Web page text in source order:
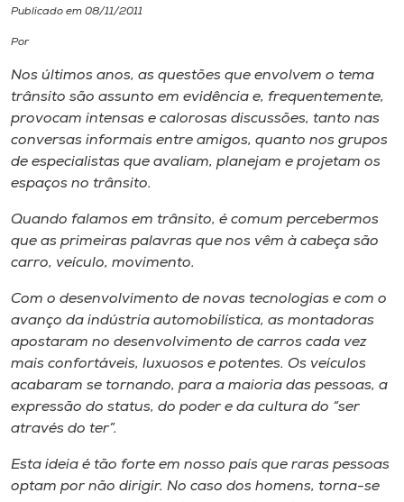
Diplomados
Cultura
CPA
Biblioteca
Rádio
Museu
Store
Publicado em 08/11/2011
Por
Nos últimos anos, as questões que envolvem o tema
trânsito são assunto em evidência e, frequentemente,
provocam intensas e calorosas discussões, tanto nas
conversas informais entre amigos, quanto nos grupos
de especialistas que avaliam, planejam e projetam os
espaços no trânsito.
Quando falamos em trânsito, é comum percebermos
que as primeiras palavras que nos vêm à cabeça são
carro, veículo, movimento.
Com o desenvolvimento de novas tecnologias e com o
avanço da indústria automobilística, as montadoras
apostaram no desenvolvimento de carros cada vez
mais confortáveis, luxuosos e potentes. Os veículos
acabaram se tornando, para a maioria das pessoas, a
expressão do status, do poder e da cultura do “ser
através do ter”.
Esta ideia é tão forte em nosso país que raras pessoas
optam por não dirigir. No caso dos homens, torna-se